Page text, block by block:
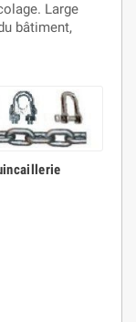
Large
bâtiment,